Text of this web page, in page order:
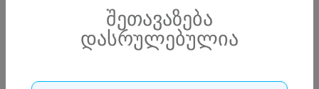
შეთავაზება
დასრულებულია
ნომრის ღირებულება დანაზოგით
დასრულებულია